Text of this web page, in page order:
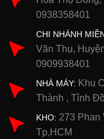
0938358401
CHI NHÁNH
Văn Thụ,
0909938401
NHÀ MÁY: Khu
Thành , Tỉnh
KHO: 273 Phan
Tp,HCM